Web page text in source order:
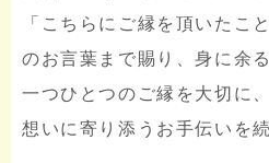
「こちらにご縁を頂いたこ
のお言葉まで賜り、身に余
一つひとつのご縁を大切に
想いに寄り添うお手伝いを